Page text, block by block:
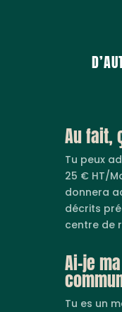
Au fait,
Tu peux
25 € HT/
donnera
décrits
centre de
Ai-je
Tu es un